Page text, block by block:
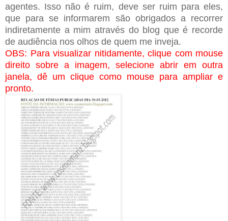
agentes. Isso não é ruim, deve ser ruim para eles,
que para se informarem são obrigados a recorrer
indiretamente a mim através do blog que é recorde
de audiência nos olhos de quem me inveja.
OBS: Para visualizar nitidamente, clique com mouse
direito sobre a imagem, selecione abrir em outra
janela, dê um clique como mouse para ampliar e
pronto.